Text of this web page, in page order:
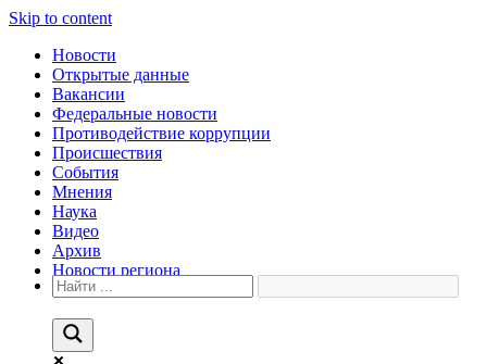
Skip to content
Новости
Открытые данные
Вакансии
Федеральные новости
Противодействие коррупции
Происшествия
События
Мнения
Наука
Видео
Архив
Новости региона